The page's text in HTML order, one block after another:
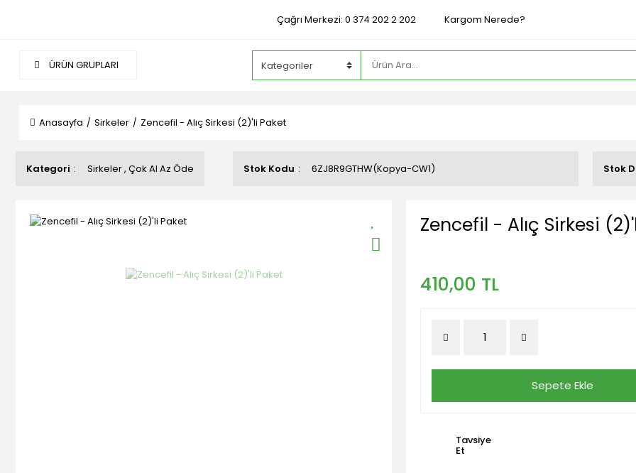
Çağrı Merkezi: 0 374 202 2 202 Kargom Nerede?
ÜRÜN GRUPLARI
Anasayfa Sirkeler Zencefil - Alıç Sirkesi (2)'li Paket
Kategori Sirkeler, Çok Al Az Öde Stok Kodu 6ZJ8R9GTHW(Kopya-CW1) Stok
Zencefil - Alıç Sirkesi
410,00 TL
Sepete Ekle
Tavsiye
Et